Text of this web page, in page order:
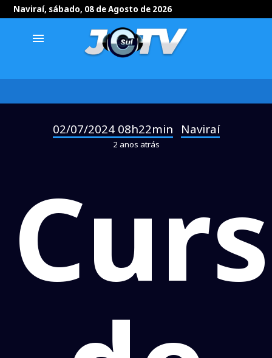
Naviraí, sábado, 08 de Agosto de 2026
menu
02/07/2024 08h22min Naviraí
2 anos atrás